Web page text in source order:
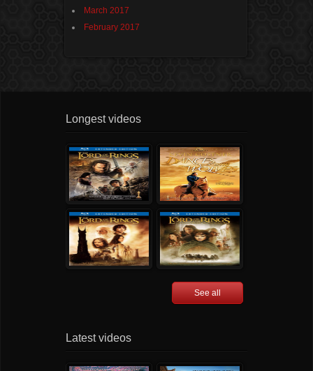
March 2017
February 2017
Longest videos
See all
Latest videos